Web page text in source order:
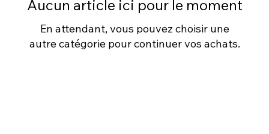
Aucun article ici pour le moment
En attendant, vous pouvez choisir une
autre catégorie pour continuer vos achats.